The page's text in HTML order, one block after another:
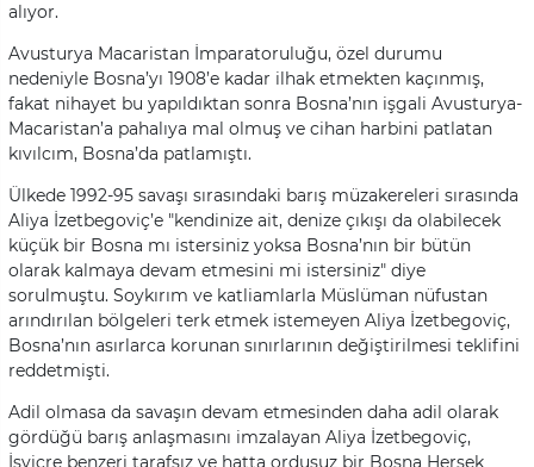
alıyor.
Avusturya Macaristan İmparatoruluğu, özel durumu
nedeniyle Bosna’yı 1908’e kadar ilhak etmekten kaçınmış,
fakat nihayet bu yapıldıktan sonra Bosna’nın işgali Avusturya-
Macaristan’a pahalıya mal olmuş ve cihan harbini patlatan
kıvılcım, Bosna’da patlamıştı.
Ülkede 1992-95 savaşı sırasındaki barış müzakereleri sırasında
Aliya İzetbegoviç’e "kendinize ait, denize çıkışı da olabilecek
küçük bir Bosna mı istersiniz yoksa Bosna’nın bir bütün
olarak kalmaya devam etmesini mi istersiniz" diye
sorulmuştu. Soykırım ve katliamlarla Müslüman nüfustan
arındırılan bölgeleri terk etmek istemeyen Aliya İzetbegoviç,
Bosna’nın asırlarca korunan sınırlarının değiştirilmesi teklifini
reddetmişti.
Adil olmasa da savaşın devam etmesinden daha adil olarak
gördüğü barış anlaşmasını imzalayan Aliya İzetbegoviç,
İsviçre benzeri tarafsız ve hatta ordusuz bir Bosna Hersek